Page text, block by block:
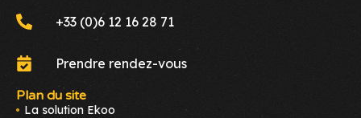
+33 (0)6 12 16 28 71
Prendre rendez-vous
Plan du site
La solution Ekoo